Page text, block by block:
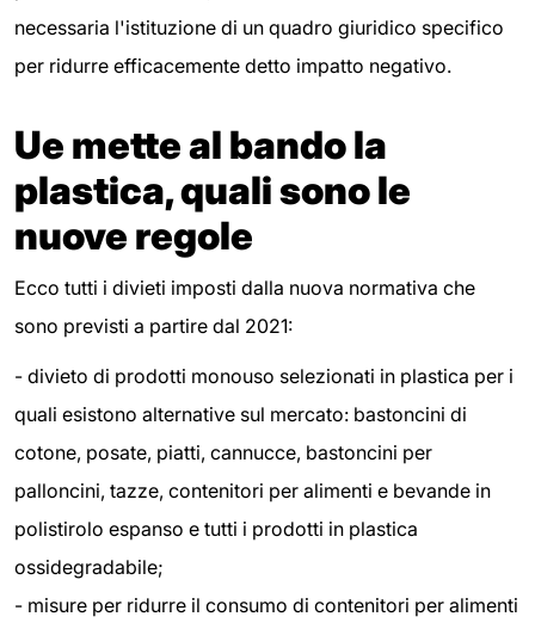
necessaria l'istituzione di un quadro giuridico specifico
per ridurre efficacemente detto impatto negativo.
Ue mette al bando la
plastica, quali sono le
nuove regole
Ecco tutti i divieti imposti dalla nuova normativa che
sono previsti a partire dal 2021:
- divieto di prodotti monouso selezionati in plastica per i
quali esistono alternative sul mercato: bastoncini di
cotone, posate, piatti, cannucce, bastoncini per
palloncini, tazze, contenitori per alimenti e bevande in
polistirolo espanso e tutti i prodotti in plastica
ossidegradabile;
- misure per ridurre il consumo di contenitori per alimenti